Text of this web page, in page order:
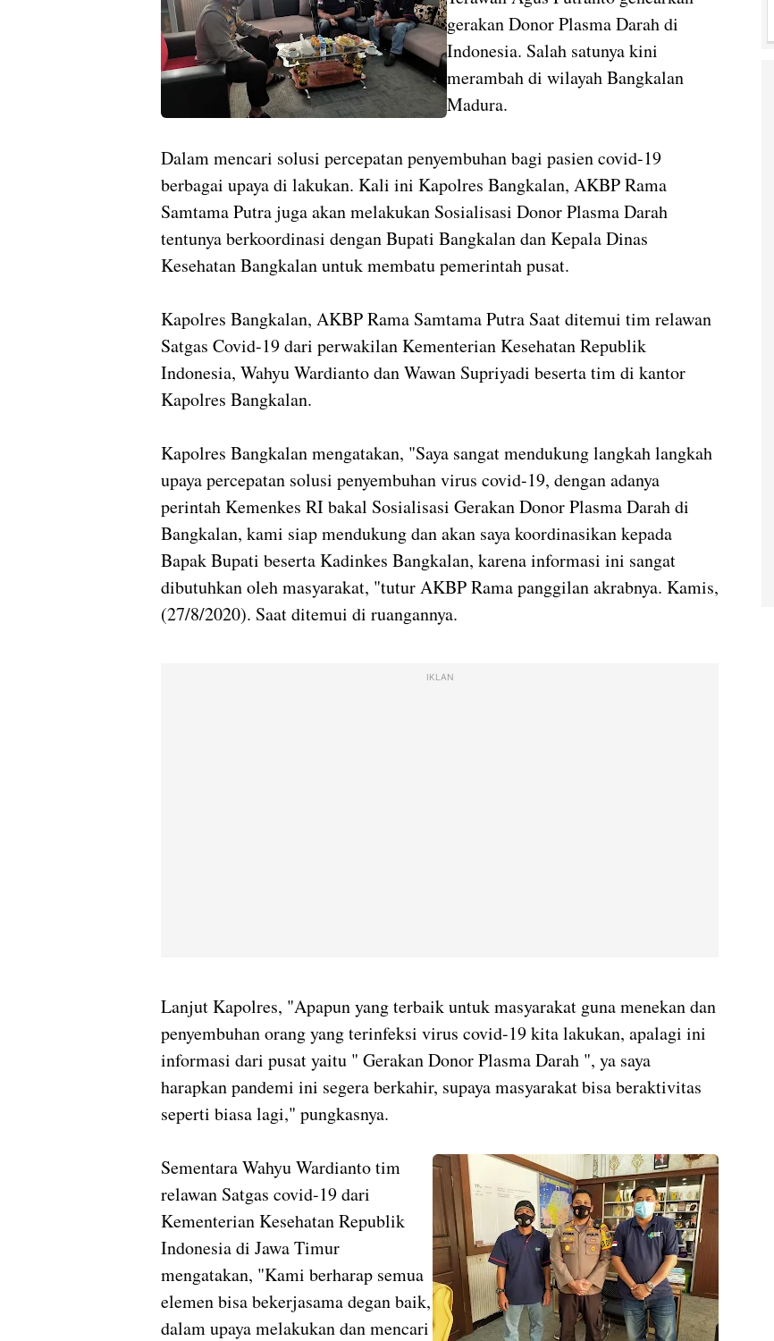
gerakan Donor Plasma Darah di
Indonesia. Salah satunya kini
merambah di wilayah Bangkalan
Madura.
Dalam mencari solusi percepatan penyembuhan bagi pasien covid-19
berbagai upaya di lakukan. Kali ini Kapolres Bangkalan, AKBP Rama
Samtama Putra juga akan melakukan Sosialisasi Donor Plasma Darah
tentunya berkoordinasi dengan Bupati Bangkalan dan Kepala Dinas
Kesehatan Bangkalan untuk membatu pemerintah pusat.
Kapolres Bangkalan, AKBP Rama Samtama Putra Saat ditemui tim relawan
Satgas Covid-19 dari perwakilan Kementerian Kesehatan Republik
Indonesia, Wahyu Wardianto dan Wawan Supriyadi beserta tim di kantor
Kapolres Bangkalan.
Kapolres Bangkalan mengatakan, "Saya sangat mendukung langkah langkah
upaya percepatan solusi penyembuhan virus covid-19, dengan adanya
perintah Kemenkes RI bakal Sosialisasi Gerakan Donor Plasma Darah di
Bangkalan, kami siap mendukung dan akan saya koordinasikan kepada
Bapak Bupati beserta Kadinkes Bangkalan, karena informasi ini sangat
dibutuhkan oleh masyarakat, "tutur AKBP Rama panggilan akrabnya. Kamis,
(27/8/2020). Saat ditemui di ruangannya.
IKLAN
Lanjut Kapolres, "Apapun yang terbaik untuk masyarakat guna menekan dan
penyembuhan orang yang terinfeksi virus covid-19 kita lakukan, apalagi ini
informasi dari pusat yaitu " Gerakan Donor Plasma Darah ", ya saya
harapkan pandemi ini segera berkahir, supaya masyarakat bisa beraktivitas
seperti biasa lagi," pungkasnya.
Sementara Wahyu Wardianto tim
relawan Satgas covid-19 dari
Kementerian Kesehatan Republik
Indonesia di Jawa Timur
mengatakan, "Kami berharap semua
elemen bisa bekerjasama degan baik,
dalam upaya melakukan dan mencari